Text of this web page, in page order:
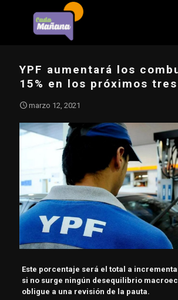
YPF aumentará los
15% en los próximos
marzo 12, 2021
Este porcentaje será el total a
si no surge ningún desequilibrio
obligue a una revisión de la pauta.